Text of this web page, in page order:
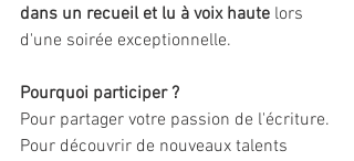
dans un recueil et lu à voix haute lors
d'une soirée exceptionnelle.
Pourquoi participer ?
Pour partager votre passion de l'écriture.
Pour découvrir de nouveaux talents